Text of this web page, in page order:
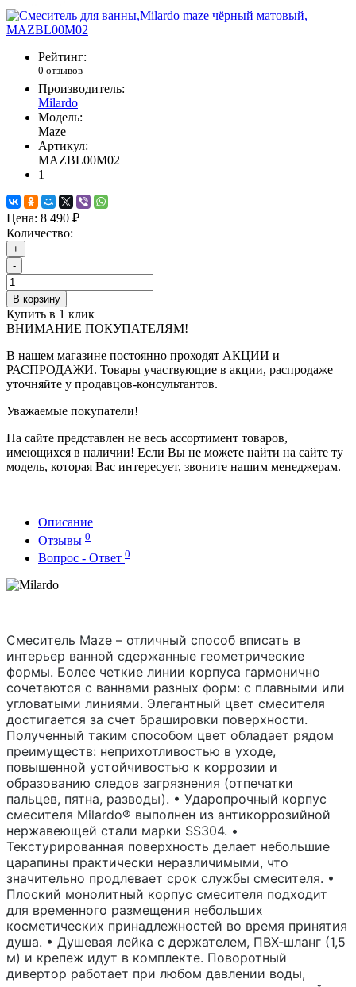
Рейтинг:
0 отзывов
Производитель:
Milardo
Модель:
Maze
Артикул:
MAZBL00M02
1
Цена: 8 490 ₽
Количество:
+
-
В корзину
Купить в 1 клик
ВНИМАНИЕ ПОКУПАТЕЛЯМ!
В нашем магазине постоянно проходят АКЦИИ и
РАСПРОДАЖИ. Товары участвующие в акции, распродаже
уточняйте у продавцов-консультантов.
Уважаемые покупатели!
На сайте представлен не весь ассортимент товаров,
имеющихся в наличии! Если Вы не можете найти на сайте ту
модель, которая Вас интересует, звоните нашим менеджерам.
Описание
Отзывы 0
Вопрос - Ответ 0
Смеситель Maze – отличный способ вписать в
интерьер ванной сдержанные геометрические
формы. Более четкие линии корпуса гармонично
сочетаются с ваннами разных форм: с плавными или
угловатыми линиями. Элегантный цвет смесителя
достигается за счет брашировки поверхности.
Полученный таким способом цвет обладает рядом
преимуществ: неприхотливостью в уходе,
повышенной устойчивостью к коррозии и
образованию следов загрязнения (отпечатки
пальцев, пятна, разводы). • Ударопрочный корпус
смесителя Milardo® выполнен из антикоррозийной
нержавеющей стали марки SS304. •
Текстурированная поверхность делает небольшие
царапины практически неразличимыми, что
значительно продлевает срок службы смесителя. •
Плоский монолитный корпус смесителя подходит
для временного размещения небольших
косметических принадлежностей во время принятия
душа. • Душевая лейка с держателем, ПВХ-шланг (1,5
м) и крепеж идут в комплекте. Поворотный
дивертор работает при любом давлении воды,